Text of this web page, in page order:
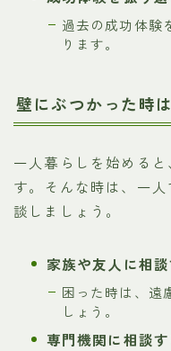
過去の成功体験
ります。
壁にぶつかった時
一人暮らしを始める
す。そんな時は、一
談しましょう。
家族や友人に相談
困った時は、遠
しょう。
専門機関に相談す